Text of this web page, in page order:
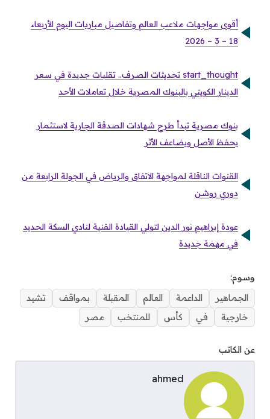
أقوى مواجهات ملاعب العالم وتفاصيل مباريات اليوم الأربعاء
18 – 3 – 2026
start_thought تحديثات الصرف.. تقلبات جديدة في سعر
الدينار الكويتي بالبنوك المصرية خلال تعاملات الأحد
بنوك مصرية تبدأ طرح شهادات الصدقة الجارية لاستثمار
يحفظ الأصل ويضاعف الأثر
القنوات الناقلة لمواجهة الاتفاق والرياض في الجولة الرابعة من
دوري روشن
عودة إبراهيم نور الدين لتولي القيادة الفنية لنادي السكة الحديد
في مهمة جديدة
وسوم:
الجماهير
الداعمة العالم المقبلة بمواقف
تشيد
خارجية
في كأس للمنتخب مصر
عن الكاتب
ahmed